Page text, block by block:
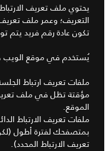
يحتوي ملف تعريف
التعريف؛ وعمر ملف
تكون عادة رقم فريد يتم
يُستخدم في موقع الويب
ملفات تعريف ارتباط
مؤقتة تظل في ملف
الموقع.
ملفات تعريف الارتباط
بمتصفحك لفترة أطول
تعريف الارتباط المحدد).